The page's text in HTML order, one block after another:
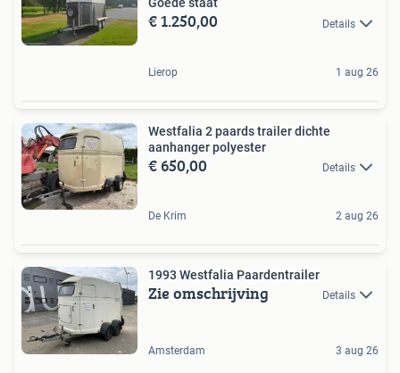
Goede staat
€ 1.250,00 Details
Lierop 1 aug 26
Westfalia 2 paards trailer dichte
aanhanger polyester
€ 650,00 Details
De Krim 2 aug 26
1993 Westfalia Paardentrailer
Zie omschrijving Details
Amsterdam 3 aug 26